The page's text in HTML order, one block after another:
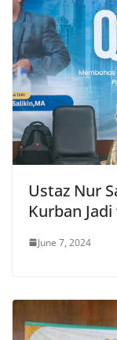
Ustaz Nur
Kurban Jadi
June 7, 2024